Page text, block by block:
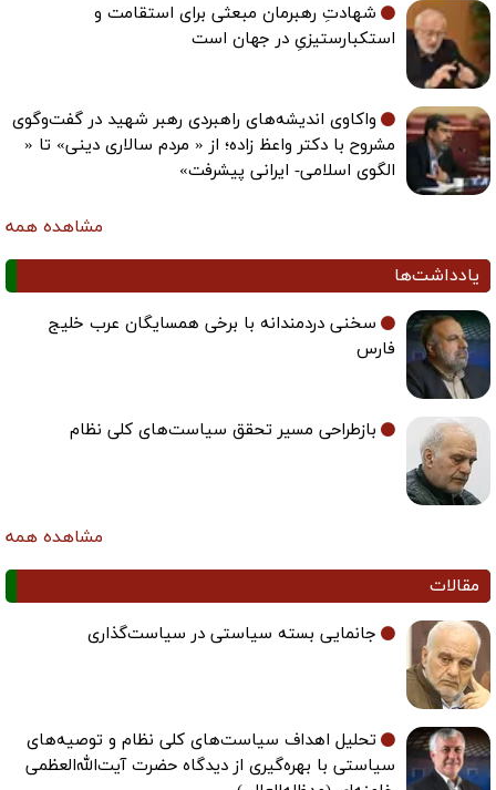
شهادتِ رهبرمان مبعثی برای استقامت و
استکبارستیزیِ در جهان است
واکاوی اندیشه‌های راهبردی رهبر شهید در گفت‌وگوی
مشروح با دکتر واعظ زاده؛ از « مردم سالاری دینی» تا «
الگوی اسلامی- ایرانی پیشرفت»
مشاهده همه
یادداشت‌ها
سخنی دردمندانه با برخی همسایگان عرب خلیج
فارس
بازطراحی مسیر تحقق سیاست‌های کلی نظام
مشاهده همه
مقالات
جانمایی بسته سیاستی در سیاست‌گذاری
تحلیل اهداف سیاست‌های کلی نظام و توصیه‌های
سیاستی با بهره‌گیری از دیدگاه حضرت آیت‌الله‌العظمی